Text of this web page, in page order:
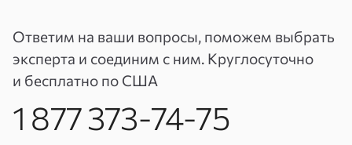
Ответим на ваши вопросы, поможем выбрать
эксперта и соединим с ним. Круглосуточно
и бесплатно по США
1 877 373-74-75